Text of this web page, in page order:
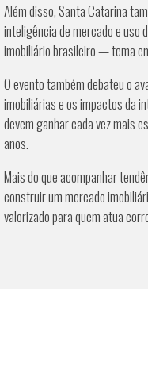
Além disso, Santa Catarina
inteligência de mercado e
imobiliário brasileiro — tema
O evento também debateu o
imobiliárias e os impactos da
devem ganhar cada vez mais
anos.
Mais do que acompanhar
construir um mercado
valorizado para quem atua